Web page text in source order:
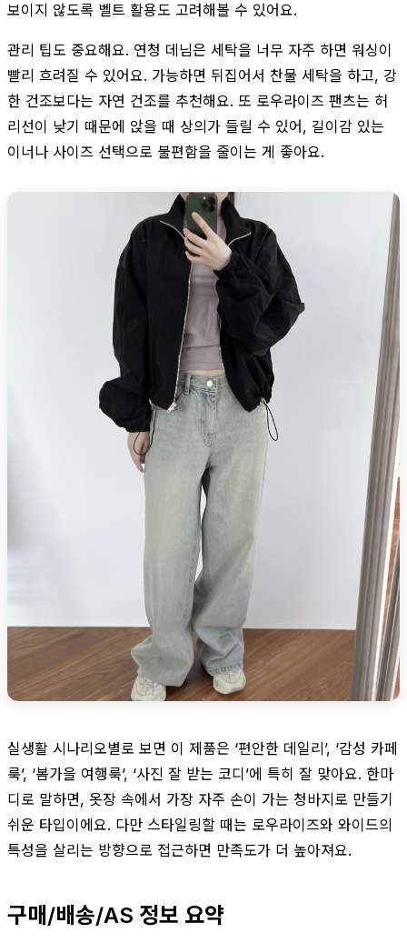
보이지 않도록 벨트 활용도 고려해볼 수 있어요.
관리 팁도 중요해요. 연청 데님은 세탁을 너무 자주 하면 워싱이
빨리 흐려질 수 있어요. 가능하면 뒤집어서 찬물 세탁을 하고, 강
한 건조보다는 자연 건조를 추천해요. 또 로우라이즈 팬츠는 허
리선이 낮기 때문에 앉을 때 상의가 들릴 수 있어, 길이감 있는
이너나 사이즈 선택으로 불편함을 줄이는 게 좋아요.
실생활 시나리오별로 보면 이 제품은 ‘편안한 데일리’, ‘감성 카페
룩’, ‘봄가을 여행룩’, ‘사진 잘 받는 코디’에 특히 잘 맞아요. 한마
디로 말하면, 옷장 속에서 가장 자주 손이 가는 청바지로 만들기
쉬운 타입이에요. 다만 스타일링할 때는 로우라이즈와 와이드의
특성을 살리는 방향으로 접근하면 만족도가 더 높아져요.
구매/배송/AS 정보 요약